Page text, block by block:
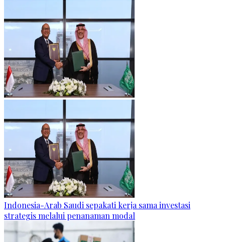
Indonesia-Arab Saudi sepakati kerja sama investasi
strategis melalui penanaman modal